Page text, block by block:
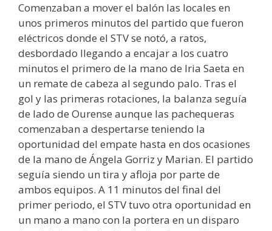
Comenzaban a mover el balón las locales en
unos primeros minutos del partido que fueron
eléctricos donde el STV se notó, a ratos,
desbordado llegando a encajar a los cuatro
minutos el primero de la mano de Iria Saeta en
un remate de cabeza al segundo palo. Tras el
gol y las primeras rotaciones, la balanza seguía
de lado de Ourense aunque las pachequeras
comenzaban a despertarse teniendo la
oportunidad del empate hasta en dos ocasiones
de la mano de Ángela Gorriz y Marian. El partido
seguía siendo un tira y afloja por parte de
ambos equipos. A 11 minutos del final del
primer periodo, el STV tuvo otra oportunidad en
un mano a mano con la portera en un disparo